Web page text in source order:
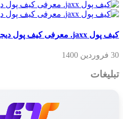
کیف پول jaxx. معرفی کیف پول دیجیتال جکس
30 فروردین 1400
تبلیغات